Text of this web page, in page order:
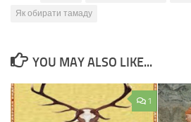
Як обирати тамаду
YOU MAY ALSO LIKE...
1